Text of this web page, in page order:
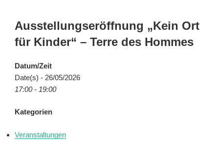
Ausstellungseröffnung „Kein Ort
für Kinder“ – Terre des Hommes
Datum/Zeit
Date(s) - 26/05/2026
17:00 - 19:00
Kategorien
Veranstaltungen